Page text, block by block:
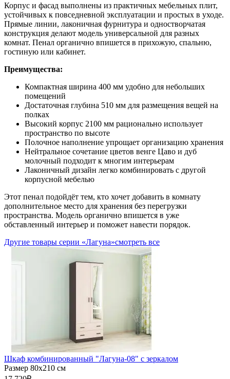
Корпус и фасад выполнены из практичных мебельных плит,
устойчивых к повседневной эксплуатации и простых в уходе.
Прямые линии, лаконичная фурнитура и одностворчатая
конструкция делают модель универсальной для разных
комнат. Пенал органично впишется в прихожую, спальню,
гостиную или кабинет.
Преимущества:
Компактная ширина 400 мм удобно для небольших
помещений
Достаточная глубина 510 мм для размещения вещей на
полках
Высокий корпус 2100 мм рационально использует
пространство по высоте
Полочное наполнение упрощает организацию хранения
Нейтральное сочетание цветов венге Цаво и дуб
молочный подходит к многим интерьерам
Лаконичный дизайн легко комбинировать с другой
корпусной мебелью
Этот пенал подойдёт тем, кто хочет добавить в комнату
дополнительное место для хранения без перегрузки
пространства. Модель органично впишется в уже
обставленный интерьер и поможет навести порядок.
Другие товары серии «Лагуна»смотреть все
Шкаф комбинированный "Лагуна-08" с зеркалом
Размер 80х210 см